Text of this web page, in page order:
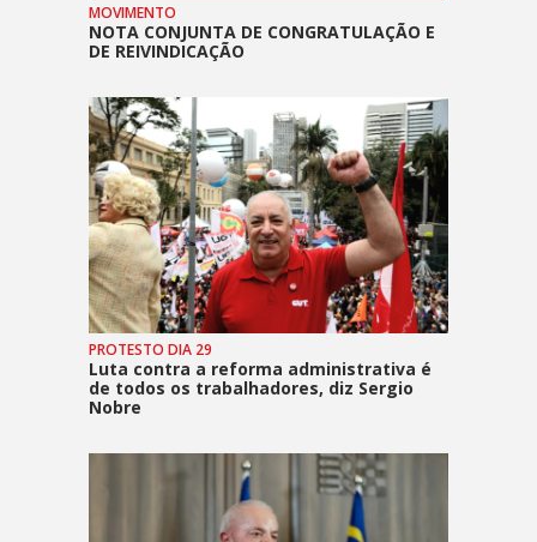
MOVIMENTO
NOTA CONJUNTA DE CONGRATULAÇÃO E
DE REIVINDICAÇÃO
PROTESTO DIA 29
Luta contra a reforma administrativa é
de todos os trabalhadores, diz Sergio
Nobre